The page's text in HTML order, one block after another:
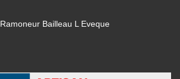
Ramoneur Bailleau L Eveque